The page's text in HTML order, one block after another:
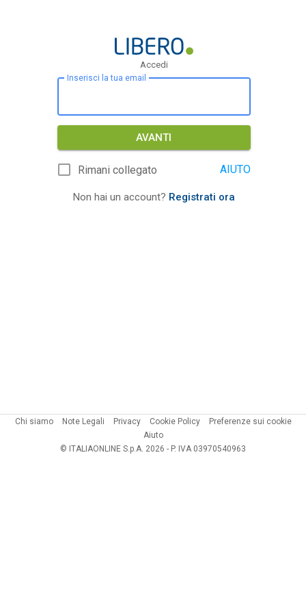
Accedi
Inserisci la tua email
AVANTI
Rimani collegato AIUTO
Non hai un account? Registrati ora
Chi siamo Note Legali Privacy Cookie Policy
Preferenze sui cookie
Aiuto
© ITALIAONLINE S.p.A. 2026 - P. IVA 03970540963